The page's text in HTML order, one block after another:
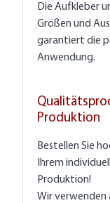
Die Aufkleber
Größen und
garantiert die
Anwendung.
Produktion
Bestellen Sie
Ihrem
Produktion!
Wir verwenden